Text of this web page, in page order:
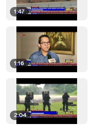
1:47
1:16
2:04